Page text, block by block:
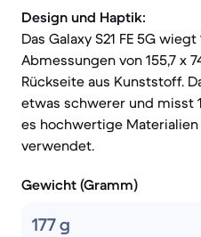
Design und Haptik:
Das Galaxy S21 FE 5G
Abmessungen von 155,7 x
Rückseite aus Kunststoff.
etwas schwerer und misst
es hochwertige
verwendet.
Gewicht (Gramm)
177 g